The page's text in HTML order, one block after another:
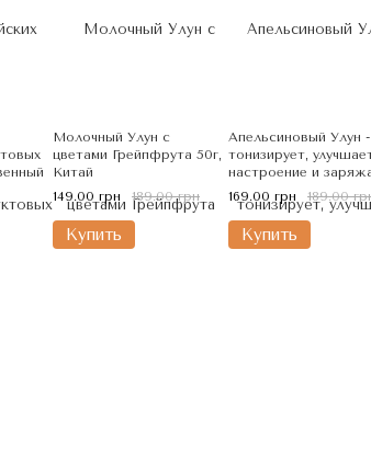
Молочный Улун с
цветами Грейпфрута 50г,
Китай
149.00 грн
189.00 грн
Купить
Апельсиновый Улун -
тонизирует,
настроение и
энергией 50г
169.00 грн 189.00
Купить